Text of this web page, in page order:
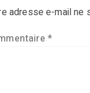
adresse e-mail ne
*